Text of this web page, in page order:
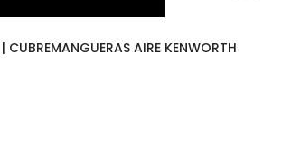
AIRE KENWORTH